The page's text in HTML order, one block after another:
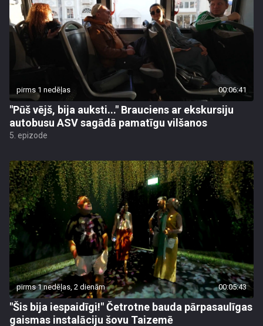
pirms 1 nedēļas 00:06:41
"Pūš vējš, bija auksti..." Brauciens ar ekskursiju
autobusu ASV sagādā pamatīgu vilšanos
5. epizode
pirms 1 nedēļas, 2 dienām 00:05:43
"Šis bija iespaidīgi!" Četrotne bauda pārpasaulīgas
gaismas instalāciju šovu Taizemē